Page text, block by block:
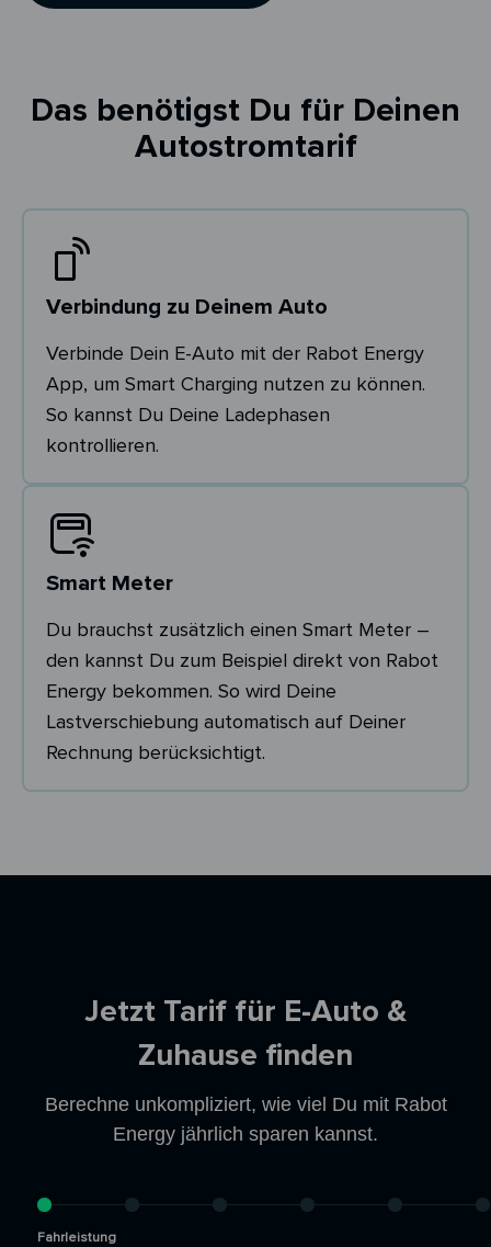
Das benötigst Du für Deinen
Autostromtarif
Verbindung zu Deinem Auto
Verbinde Dein E-Auto mit der Rabot Energy
App, um Smart Charging nutzen zu können.
So kannst Du Deine Ladephasen
kontrollieren.
Smart Meter
Du brauchst zusätzlich einen Smart Meter –
den kannst Du zum Beispiel direkt von Rabot
Energy bekommen. So wird Deine
Lastverschiebung automatisch auf Deiner
Rechnung berücksichtigt.
Jetzt Tarif für E-Auto &
Zuhause finden
Berechne unkompliziert, wie viel Du mit Rabot
Energy jährlich sparen kannst.
Fahrleistung